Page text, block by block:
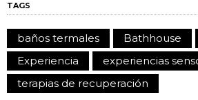
TAGS
baños termales Bathhouse
Experiencia
experiencias
terapias de recuperación